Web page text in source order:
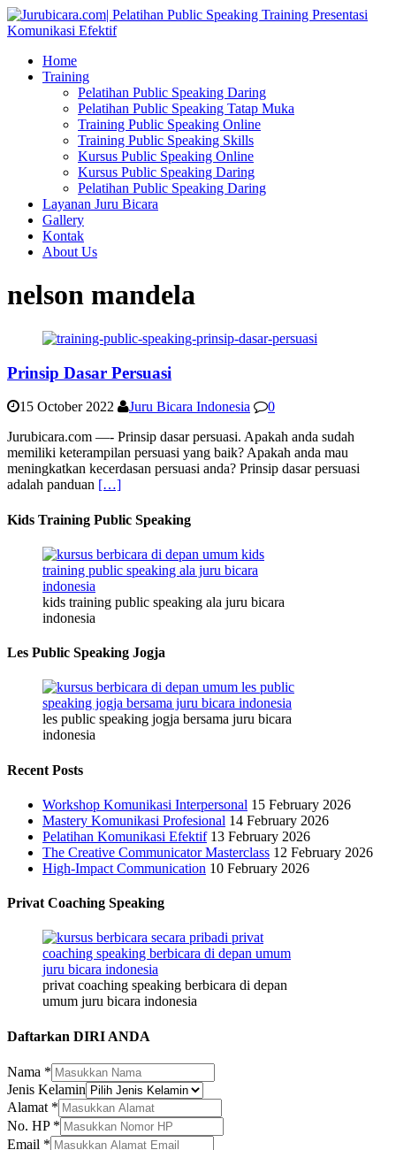
Home
Training
Pelatihan Public Speaking Daring
Pelatihan Public Speaking Tatap Muka
Training Public Speaking Online
Training Public Speaking Skills
Kursus Public Speaking Online
Kursus Public Speaking Daring
Pelatihan Public Speaking Daring
Layanan Juru Bicara
Gallery
Kontak
About Us
nelson mandela
Prinsip Dasar Persuasi
15 October 2022 Juru Bicara Indonesia
0
Jurubicara.com —- Prinsip dasar persuasi. Apakah anda sudah
memiliki keterampilan persuasi yang baik? Apakah anda mau
meningkatkan kecerdasan persuasi anda? Prinsip dasar persuasi
adalah panduan […]
Kids Training Public Speaking
kids training public speaking ala juru bicara
indonesia
Les Public Speaking Jogja
les public speaking jogja bersama juru bicara
indonesia
Recent Posts
Workshop Komunikasi Interpersonal 15 February 2026
Mastery Komunikasi Profesional 14 February 2026
Pelatihan Komunikasi Efektif 13 February 2026
The Creative Communicator Masterclass 12 February 2026
High-Impact Communication 10 February 2026
Privat Coaching Speaking
privat coaching speaking berbicara di depan
umum juru bicara indonesia
Daftarkan DIRI ANDA
Nama *
Jenis Kelamin
Alamat *
*
No.
No. HP *
Email *